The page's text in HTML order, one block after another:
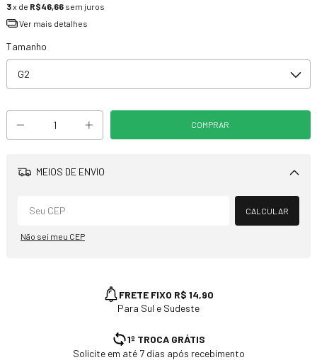
3x de R$46,66 sem juros
Ver mais detalhes
Tamanho
MEIOS DE ENVIO
Alterar CEP
CALCULAR
Não sei meu CEP
FRETE FIXO R$ 14,90
Para Sul e Sudeste
1º TROCA GRÁTIS
Solicite em até 7 dias após recebimento